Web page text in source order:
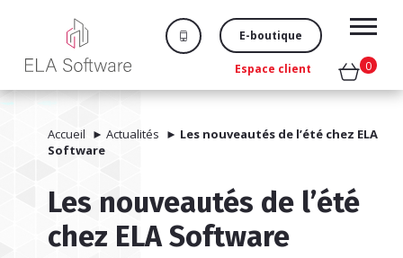
E-boutique
0
Espace client
Accueil ► Actualités ► Les nouveautés de l’été chez ELA
Software
Les nouveautés de l’été
chez ELA Software